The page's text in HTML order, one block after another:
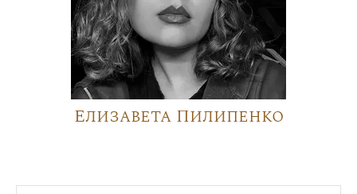
Елизавета Пилипенко